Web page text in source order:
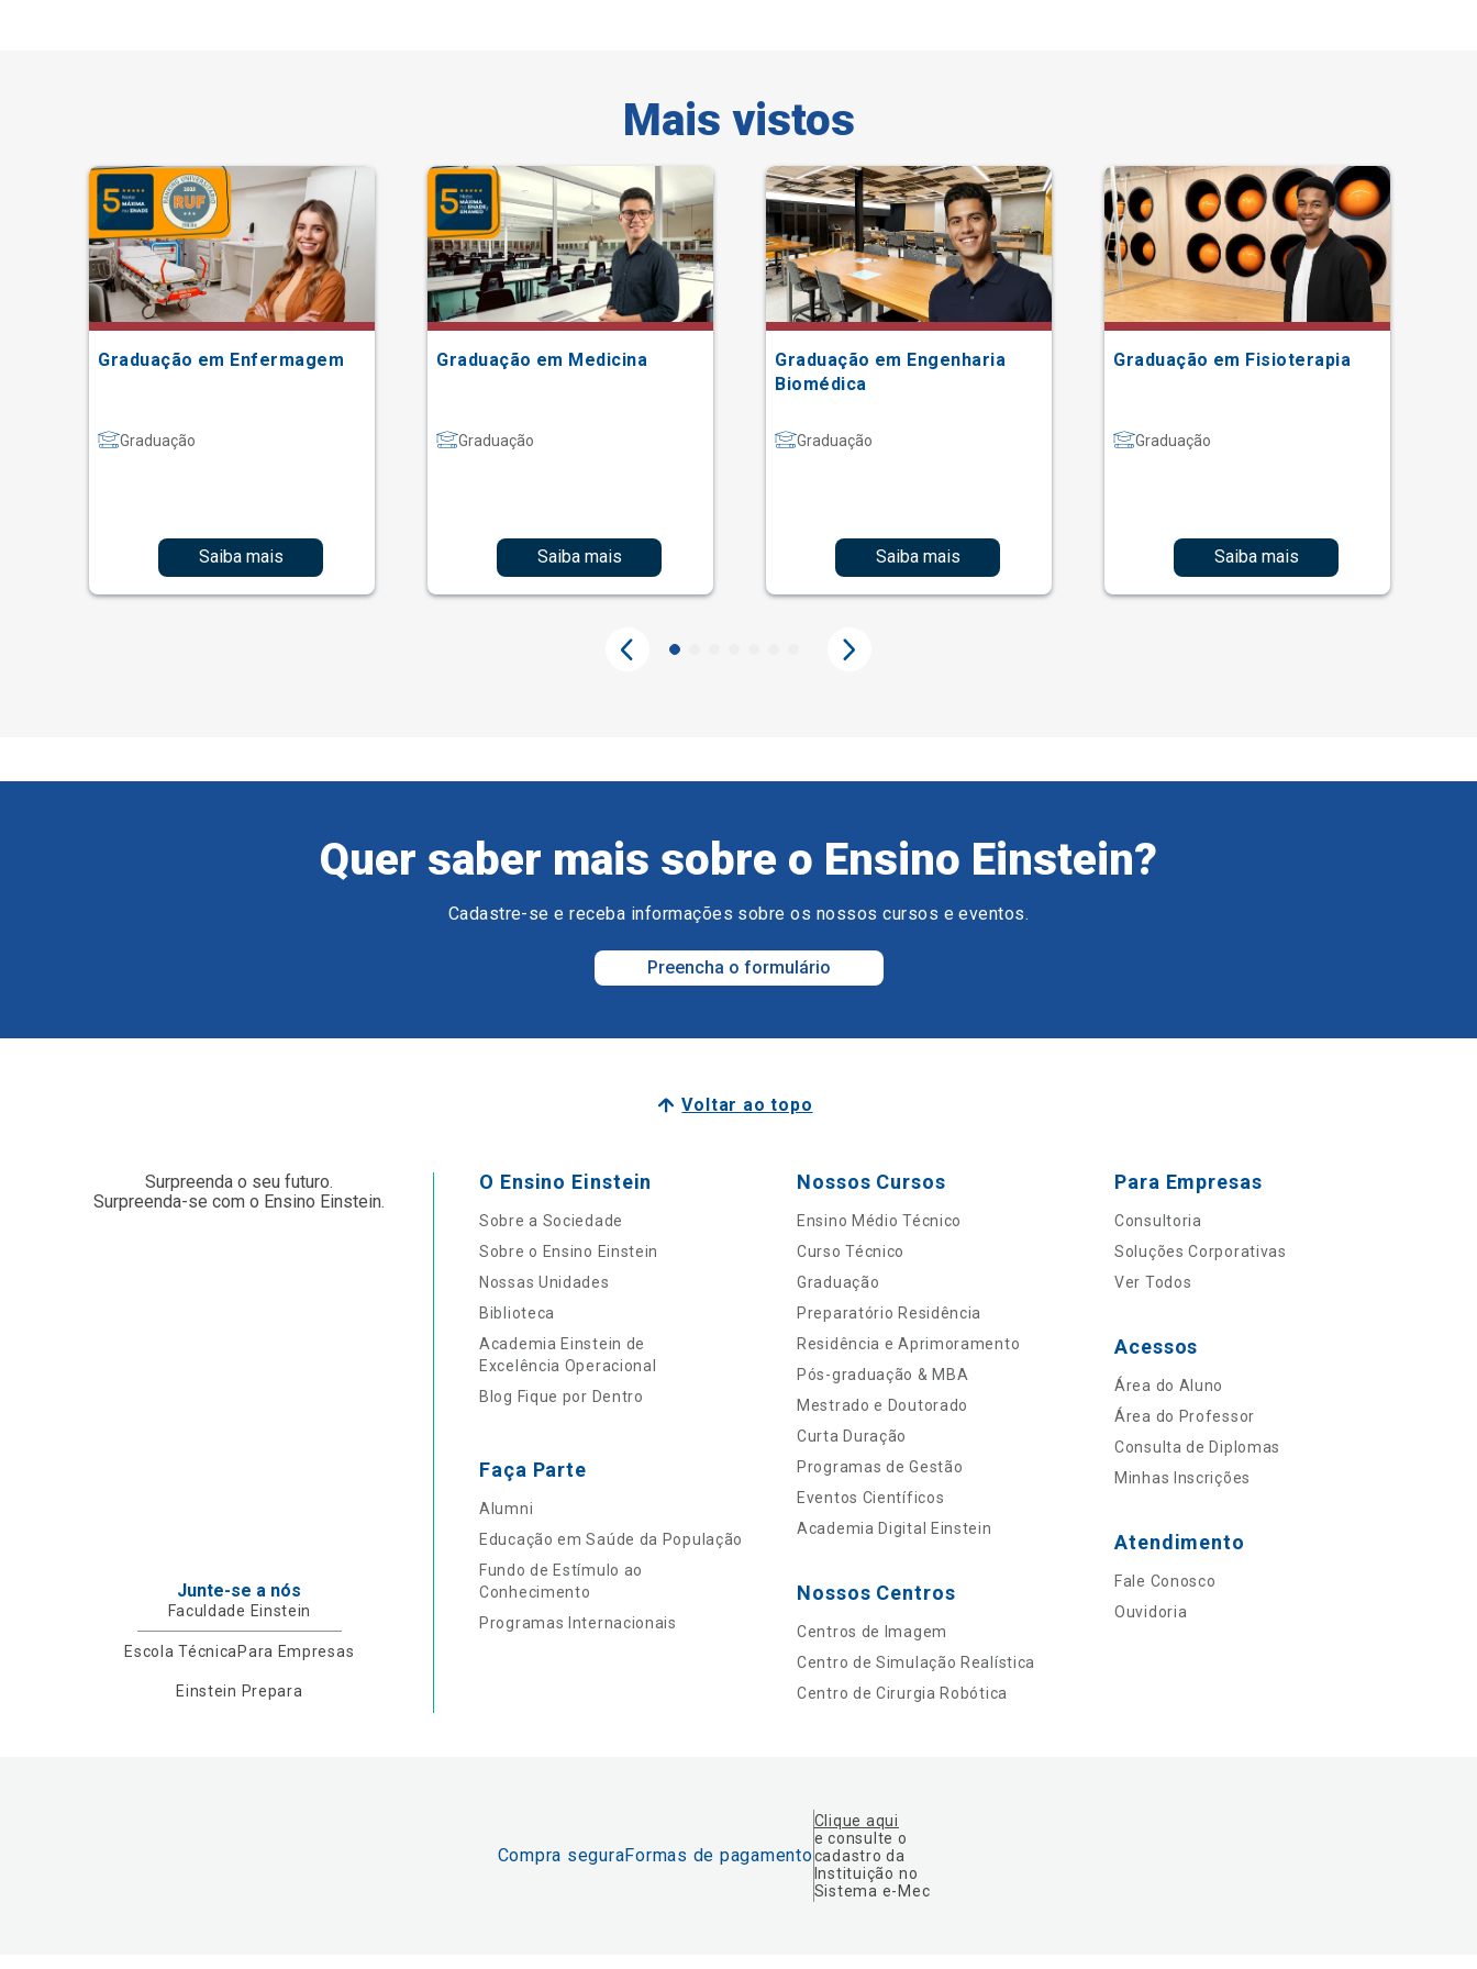
Mais vistos
Graduação em Enfermagem
Graduação
Saiba mais
Graduação em Medicina
Graduação
Saiba mais
Graduação em Engenharia
Biomédica
Graduação
Saiba mais
Graduação em Fisioterapia
Graduação
Saiba mais
Quer saber mais sobre o Ensino Einstein?
Cadastre-se e receba informações sobre os nossos cursos e eventos.
Preencha o formulário
Voltar ao topo
Surpreenda o seu futuro.
Surpreenda-se com o Ensino Einstein.
Junte-se a nós
Faculdade Einstein
Escola Técnica Para Empresas
Einstein Prepara
O Ensino Einstein
Sobre a Sociedade
Sobre o Ensino Einstein
Nossas Unidades
Biblioteca
Academia Einstein de
Excelência Operacional
Blog Fique por Dentro
Faça Parte
Alumni
Educação em Saúde da População
Fundo de Estímulo ao
Conhecimento
Programas Internacionais
Nossos Cursos
Ensino Médio Técnico
Curso Técnico
Graduação
Preparatório Residência
Residência e Aprimoramento
Pós-graduação & MBA
Mestrado e Doutorado
Curta Duração
Programas de Gestão
Eventos Científicos
Academia Digital Einstein
Nossos Centros
Centros de Imagem
Centro de Simulação Realística
Centro de Cirurgia Robótica
Para Empresas
Consultoria
Soluções Corporativas
Ver Todos
Acessos
Área do Aluno
Área do Professor
Consulta de Diplomas
Minhas Inscrições
Atendimento
Fale Conosco
Ouvidoria
Compra seguraFormas de pagamento
Clique aqui
e consulte o
cadastro da
Instituição no
Sistema e-Mec